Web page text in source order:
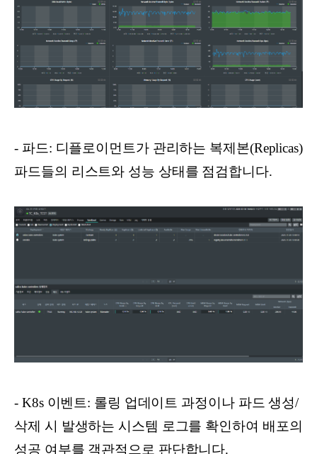
- 파드: 디플로이먼트가 관리하는 복제본(Replicas)
파드들의 리스트와 성능 상태를 점검합니다.
- K8s 이벤트: 롤링 업데이트 과정이나 파드 생성/
삭제 시 발생하는 시스템 로그를 확인하여 배포의
성공 여부를 객관적으로 판단합니다.